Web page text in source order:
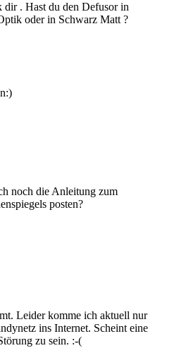
dir . Hast du den Defusor in
oder in Schwarz Matt ?
noch die Anleitung zum
posten?
Leider komme ich aktuell nur
ins Internet. Scheint eine
zu sein. :-(